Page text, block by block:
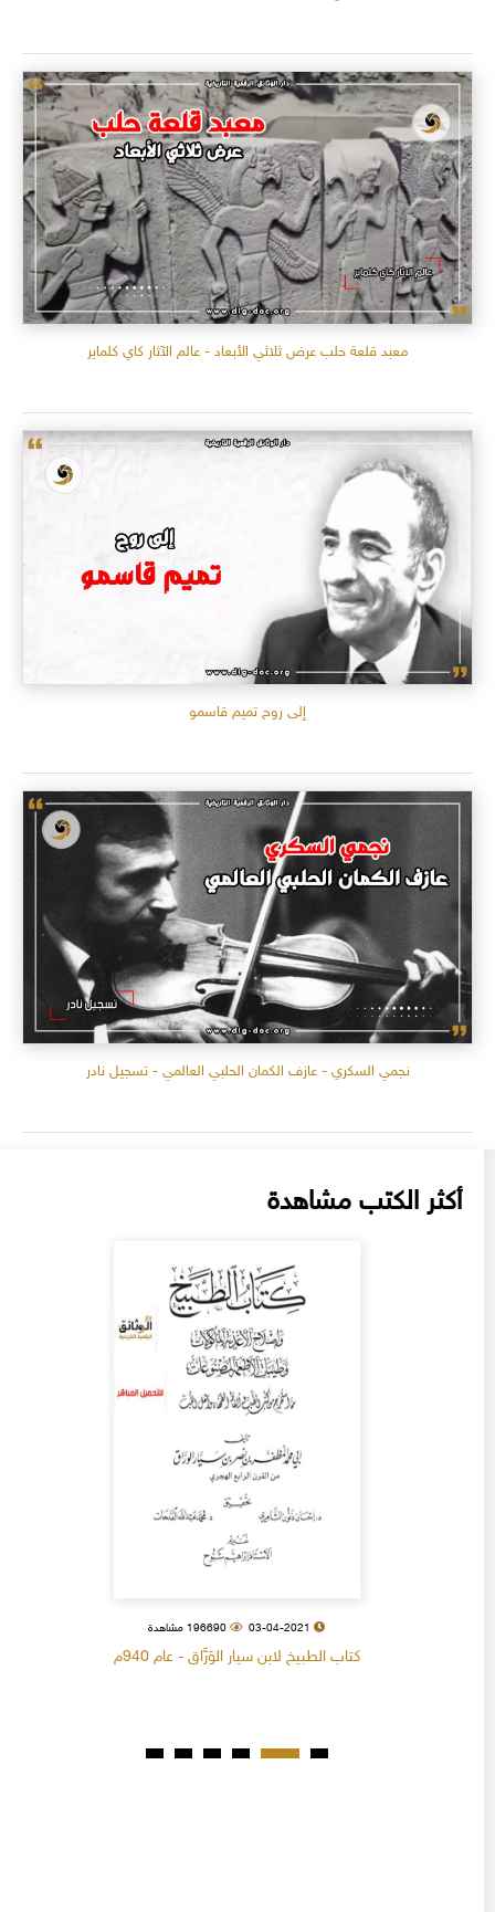
معبد قلعة حلب عرض ثلاثي الأبعاد - عالم الآثار كاي كلماير
إلى روح تميم قاسمو
نجمي السكري - عازف الكمان الحلبي العالمي - تسجيل نادر
أكثر الكتب مشاهدة
03-04-2021 196690 مشاهدة
كتاب الطبيخ لابن سيار الوَرَّاق - عام 940م